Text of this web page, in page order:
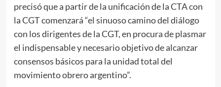
precisó que a partir de la unificación de la CTA con
la CGT comenzará “el sinuoso camino del diálogo
con los dirigentes de la CGT, en procura de plasmar
el indispensable y necesario objetivo de alcanzar
consensos básicos para la unidad total del
movimiento obrero argentino”.